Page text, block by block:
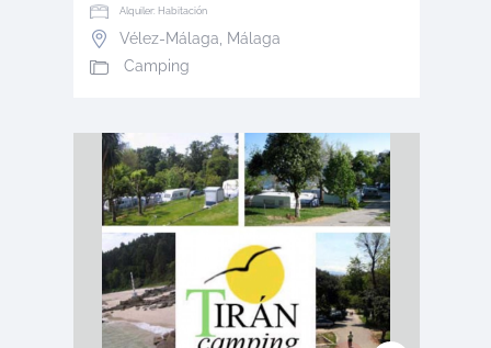
Alquiler: Habitación
Vélez-Málaga
Málaga
Camping